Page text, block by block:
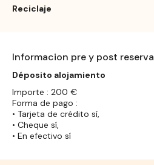
Reciclaje
Informacion pre y post reserva
Déposito alojamiento
Importe : 200 €
Forma de pago :
• Tarjeta de crédito sí,
• Cheque sí,
• En efectivo sí